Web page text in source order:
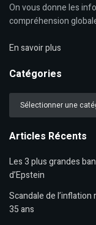
On vous donne les
compréhension
En savoir plus
Catégories
Catégories
Articles Récents
Les 3 plus grandes
d’Epstein
Scandale de l’inflation
35 ans